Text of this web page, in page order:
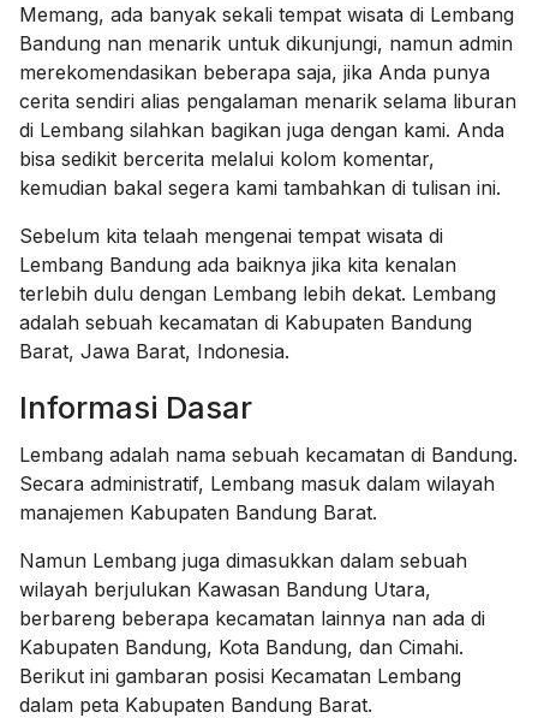
Memang, ada banyak sekali tempat wisata di Lembang
Bandung nan menarik untuk dikunjungi, namun admin
merekomendasikan beberapa saja, jika Anda punya
cerita sendiri alias pengalaman menarik selama liburan
di Lembang silahkan bagikan juga dengan kami. Anda
bisa sedikit bercerita melalui kolom komentar,
kemudian bakal segera kami tambahkan di tulisan ini.
Sebelum kita telaah mengenai tempat wisata di
Lembang Bandung ada baiknya jika kita kenalan
terlebih dulu dengan Lembang lebih dekat. Lembang
adalah sebuah kecamatan di Kabupaten Bandung
Barat, Jawa Barat, Indonesia.
Informasi Dasar
Lembang adalah nama sebuah kecamatan di Bandung.
Secara administratif, Lembang masuk dalam wilayah
manajemen Kabupaten Bandung Barat.
Namun Lembang juga dimasukkan dalam sebuah
wilayah berjulukan Kawasan Bandung Utara,
berbareng beberapa kecamatan lainnya nan ada di
Kabupaten Bandung, Kota Bandung, dan Cimahi.
Berikut ini gambaran posisi Kecamatan Lembang
dalam peta Kabupaten Bandung Barat.